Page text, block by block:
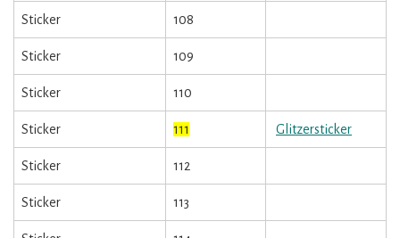
Sticker 108
Sticker 109
Sticker 110
Sticker 111 Glitzersticker
Sticker 112
Sticker 113